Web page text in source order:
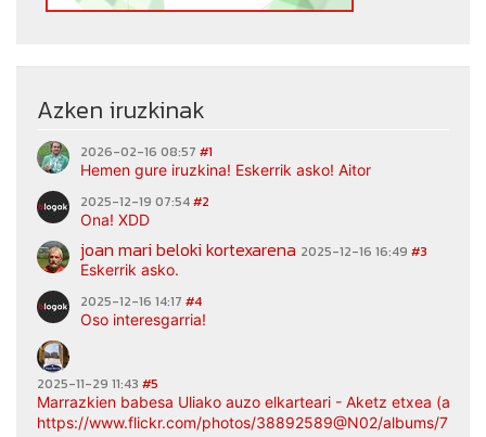
Azken iruzkinak
2026-02-16 08:57 #1
Hemen gure iruzkina! Eskerrik asko! Aitor
2025-12-19 07:54#2
Ona! XDD
joan mari beloki kortexarena 2025-12-16 16:49 #3
Eskerrik asko.
2025-12-16 14:17 #4
Oso interesgarria!
2025-11-29 11:43 #5
Marrazkien babesa Uliako auzo elkarteari - Aketz etxea
https://www.flickr.com/photos/38892589@N02/albums/